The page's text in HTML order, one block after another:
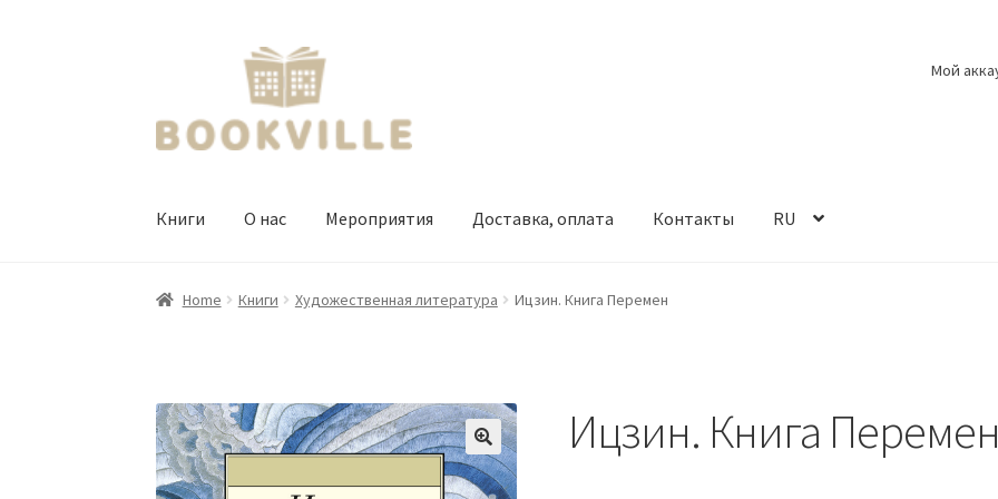
навигации
содержимому
Мой
Книги О нас Мероприятия Доставка, оплата Контакты RU
Home Книги Художественная литература Ицзин. Книга Перемен
Ицзин. Книга Перемен